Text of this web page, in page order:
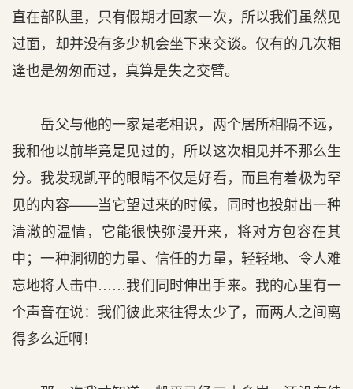
直在部队里，只有假期才回家一次，所以我们虽然见
过面，却并没有多少机会坐下来交谈。仅有的几次相
逢也是匆匆而过，真算是失之交臂。
岳父与他的一家是老相识，两个居所相隔不远，
我和他以前毕竟是见过的，所以这次相见并不那么生
分。我发现凯平的眼睛不仅是好看，而且有着极为罕
见的内容——当它望过来的时候，同时也投射出一种
清澈的温情，它能很快弥漫开来，将对方包容在其
中；一种洞彻的力量、信任的力量，轻轻地、令人难
忘地将人击中……我们同时伸出手来。我的心里有一
个声音在说：我们彼此来往得太少了，而两人之间离
得多么近啊！